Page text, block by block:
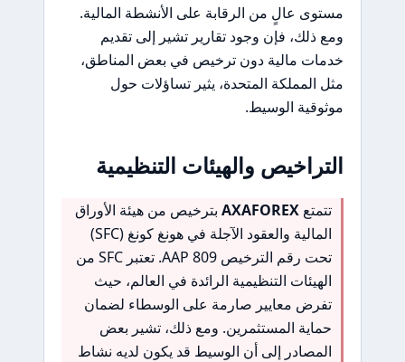
مستوى عالٍ من الرقابة على الأنشطة المالية.
ومع ذلك، فإن وجود تقارير تشير إلى تقديم
خدمات مالية دون ترخيص في بعض المناطق،
مثل المملكة المتحدة، يثير تساؤلات حول
موثوقية الوسيط.
التراخيص والهيئات التنظيمية
تتمتع AXAFOREXبترخيص من هيئة الأوراق
المالية والعقود الآجلة في هونغ كونغ (SFC)
تحت رقم الترخيص AAP 809. تعتبر SFC من
الهيئات التنظيمية الرائدة في العالم، حيث
تفرض معايير صارمة على الوسطاء لضمان
حماية المستثمرين. ومع ذلك، تشير بعض
المصادر إلى أن الوسيط قد يكون لديه نشاط